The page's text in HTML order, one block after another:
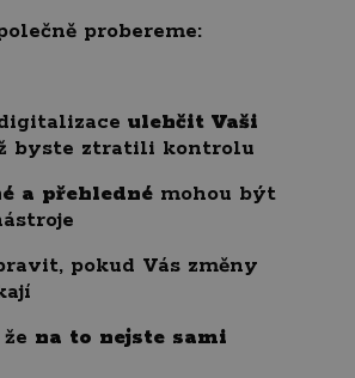
probereme:
ulehčit Vaši
byste ztratili kontrolu
a přehledné mohou být
pokud Vás změny
na to nejste sami